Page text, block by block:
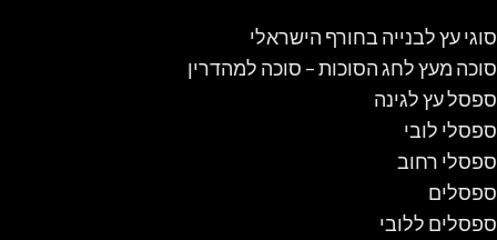
סוגי עץ לבנייה בחורף הישראלי
סוכה מעץ לחג הסוכות – סוכה למהדרין
ספסל עץ לגינה
ספסלי לובי
ספסלי רחוב
ספסלים
ספסלים ללובי